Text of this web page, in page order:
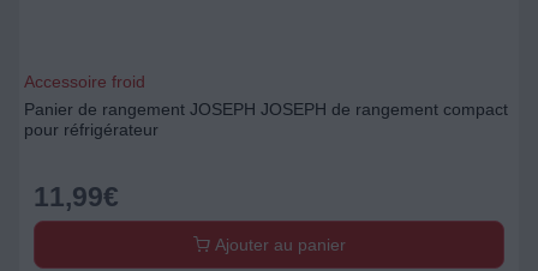
Accessoire froid
Panier de rangement JOSEPH JOSEPH de rangement compact
pour réfrigérateur
11,99€
Ajouter au panier